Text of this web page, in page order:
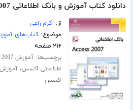
دانلود کتاب آموزش و بانک اطلاعاتی Access 2007
از: اکرم راعی
موضوع:کتاب‌های
۲۱۲ صفحه
برچسب‌ها:آموزش Access 2007
اطلاعاتی اکسس،آموزش
اکسس